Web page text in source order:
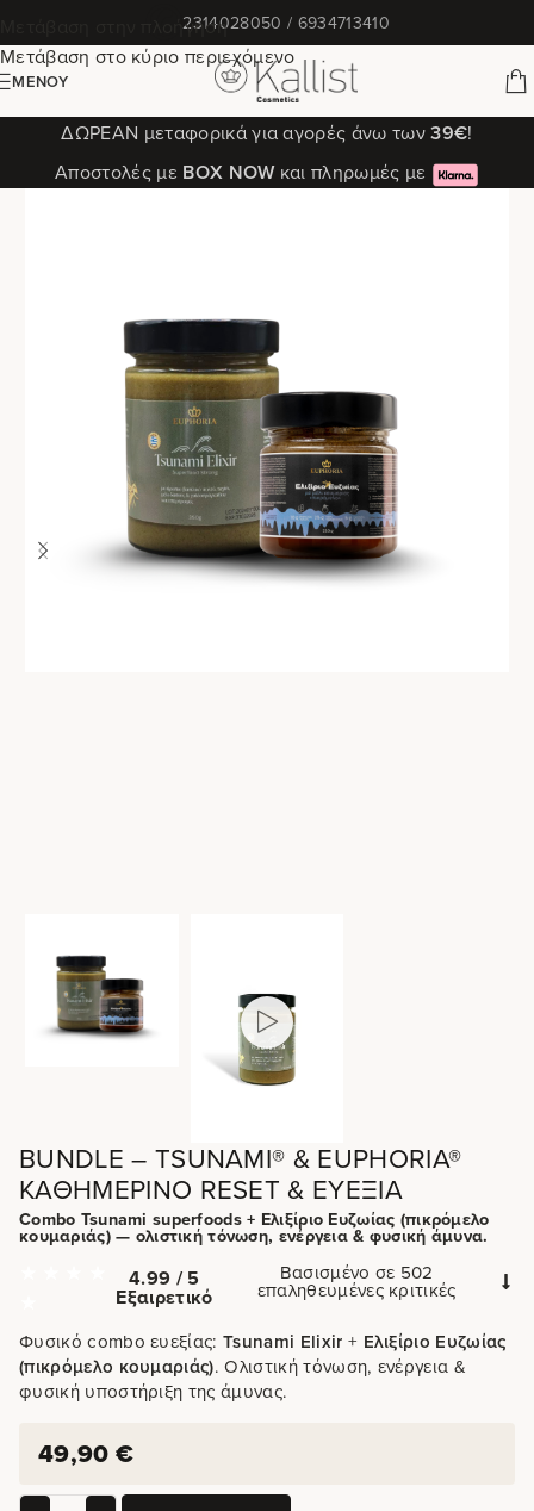
Μετάβαση στην πλοήγηση
Μετάβαση στο κύριο περιεχόμενο
✆2314028050 / 6934713410
ΜΕΝΟΎ
ΔΩΡΕΑΝ μεταφορικά για αγορές άνω των39€!
Αποστολές με ΒΟΧ ΝΟWκαι πληρωμές με
BUNDLE – TSUNAMI® & EUPHORIA®
ΚΑΘΗΜΕΡΙΝΌ RESET & ΕΥΕΞΊΑ
Combo Tsunami superfoods + Ελιξίριο Ευζωίας (πικρόμελο
κουμαριάς) — ολιστική τόνωση, ενέργεια & φυσική άμυνα.
4.99 / 5
Εξαιρετικό
Βασισμένο σε 502
επαληθευμένες κριτικές
Φυσικό combo ευεξίας:Tsunami Elixir + Ελιξίριο Ευζωίας
(πικρόμελο κουμαριάς). Ολιστική τόνωση, ενέργεια &
φυσική υποστήριξη της άμυνας.
49,90 €